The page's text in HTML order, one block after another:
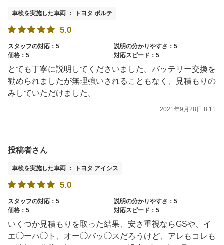
車検を実施した車両 ： トヨタ ポルテ
5.0
スタッフの対応：5
説明の分かりやすさ：5
価格：5
対応スピード：5
とても丁寧に説明してくださいました。バッテリー交換を
勧められましたが無理強いされることもなく、見積もりの
みしていただけました。
2021年9月28日 8:11
投稿者さん
車検を実施した車両 ： トヨタ アイシス
5.0
スタッフの対応：5
説明の分かりやすさ：5
価格：5
対応スピード：5
いくつか見積もりを取った結果、安さ重視ならGSや、イ
エ◯ーハ◯ト、オー◯バッ◯スだろうけど、アレもコレも